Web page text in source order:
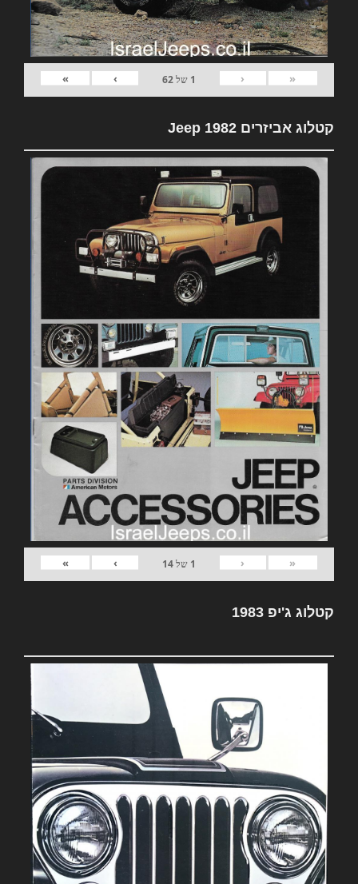
«
‹
1 של62
›
»
קטלוג אביזרים 1982 Jeep
«
‹
1 של14
›
»
קטלוג ג'יפ 1983